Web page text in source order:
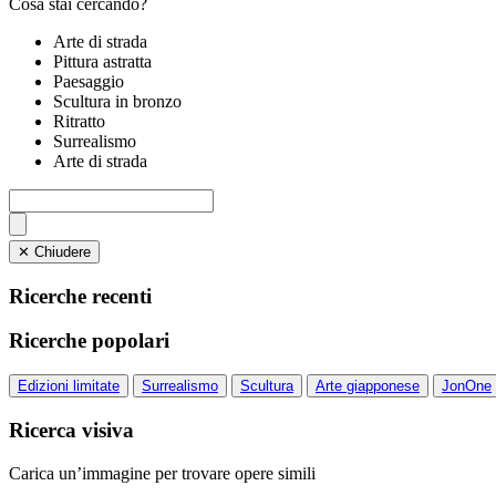
Cosa stai cercando?
Arte di strada
Pittura astratta
Paesaggio
Scultura in bronzo
Ritratto
Surrealismo
Arte di strada
✕ Chiudere
Ricerche recenti
Ricerche popolari
Edizioni limitate Surrealismo Scultura Arte giapponese JonOne
Ricerca visiva
Carica un’immagine per trovare opere simili